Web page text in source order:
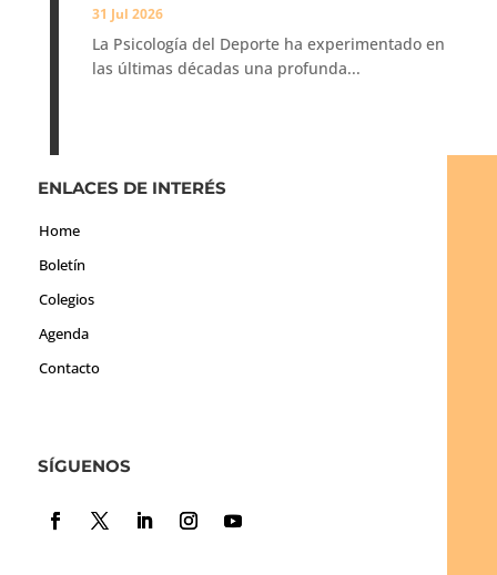
31 Jul 2026
La Psicología del Deporte ha experimentado en
las últimas décadas una profunda...
ENLACES DE INTERÉS
Home
Boletín
Colegios
Agenda
Contacto
SÍGUENOS